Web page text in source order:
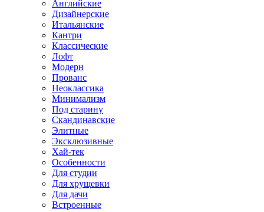
Английские
Дизайнерские
Итальянские
Кантри
Классические
Лофт
Модерн
Прованс
Неоклассика
Минимализм
Под старину
Скандинавские
Элитные
Эксклюзивные
Хай-тек
Особенности
Для студии
Для хрущевки
Для дачи
Встроенные